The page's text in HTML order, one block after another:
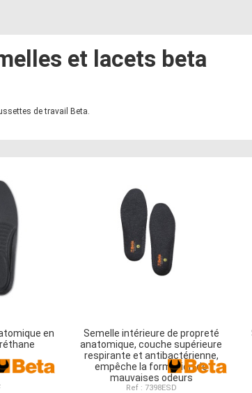
et lacets beta
de travail Beta.
en
Semelle intérieure de propreté
anatomique, couche supérieure
respirante et antibactérienne,
empêche la formation de
mauvaises odeurs
Ref : 7398ESD